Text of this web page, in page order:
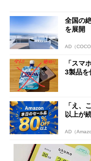
全国の
を展開
AD（
「スマ
3製品を
「え、
以上が
AD（